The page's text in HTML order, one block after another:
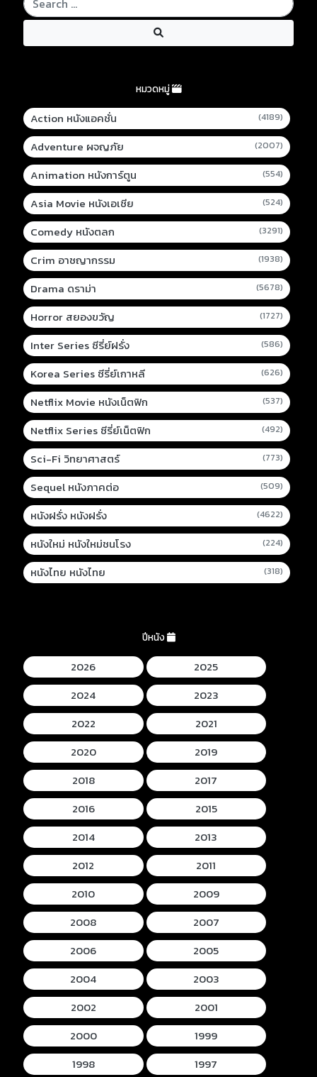
หมวดหมู่
Action หนังแอคชั่น (4189)
Adventure ผจญภัย (2007)
Animation หนังการ์ตูน (554)
Asia Movie หนังเอเชีย (524)
Comedy หนังตลก (3291)
Crim อาชญากรรม (1938)
Drama ดราม่า (5678)
Horror สยองขวัญ (1727)
Inter Series ซีรี่ย์ฝรั่ง (586)
Korea Series ซีรี่ย์เกาหลี (626)
Netflix Movie หนังเน็ตฟิก (537)
Netflix Series ซีรี่ย์เน็ตฟิก (492)
Sci-Fi วิทยาศาสตร์ (773)
Sequel หนังภาคต่อ (509)
หนังฝรั่ง หนังฝรั่ง (4622)
หนังใหม่ หนังใหม่ชนโรง (224)
หนังไทย หนังไทย (318)
ปีหนัง
2026
2025
2024
2023
2022
2021
2020
2019
2018
2017
2016
2015
2014
2013
2012
2011
2010
2009
2008
2007
2006
2005
2004
2003
2002
2001
2000
1999
1998
1997